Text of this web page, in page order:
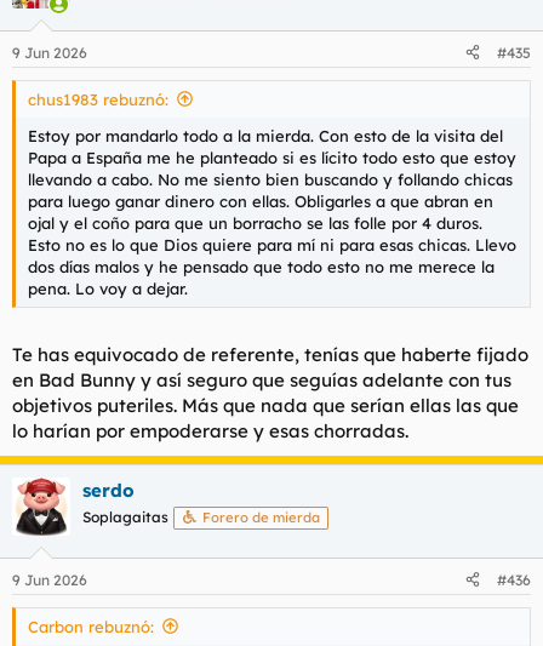
e
s
9 Jun 2026 #435
chus1983 rebuznó:
Estoy por mandarlo todo a la mierda. Con esto de la visita del
Papa a España me he planteado si es lícito todo esto que estoy
llevando a cabo. No me siento bien buscando y follando chicas
para luego ganar dinero con ellas. Obligarles a que abran en
ojal y el coño para que un borracho se las folle por 4 duros.
Esto no es lo que Dios quiere para mí ni para esas chicas. Llevo
dos días malos y he pensado que todo esto no me merece la
pena. Lo voy a dejar.
Te has equivocado de referente, tenías que haberte fijado
en Bad Bunny y así seguro que seguías adelante con tus
objetivos puteriles. Más que nada que serían ellas las que
lo harían por empoderarse y esas chorradas.
serdo
Soplagaitas Forero de mierda
9 Jun 2026 #436
Carbon rebuznó: